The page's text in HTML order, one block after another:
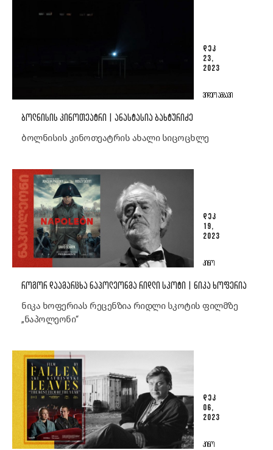
ᲓᲔᲙ
23,
2023
ᲕᲘᲓᲔᲝ ᲐᲛᲑᲐᲕᲘ
ᲑᲝᲚᲜᲘᲡᲘᲡ ᲙᲘᲜᲝᲗᲔᲐᲢᲠᲘ | ᲐᲜᲐᲡᲢᲐᲡᲘᲐ ᲑᲐᲮᲢᲣᲠᲘᲫᲔ
ბოლნისის კინოთეატრის ახალი სიცოცხლე
ᲓᲔᲙ
19,
2023
ᲙᲘᲜᲝ
ᲠᲝᲒᲝᲠ ᲓᲐᲐᲛᲐᲠᲪᲮᲐ ᲜᲐᲞᲝᲚᲔᲝᲜᲛᲐ ᲠᲘᲓᲚᲘ ᲡᲙᲝᲢᲘ | ᲜᲘᲙᲐ ᲮᲝᲤᲔᲠᲘᲐ
ნიკა ხოფერიას რეცენზია რიდლი სკოტის ფილმზე
„ნაპოლეონი“
ᲓᲔᲙ
06,
2023
ᲙᲘᲜᲝ